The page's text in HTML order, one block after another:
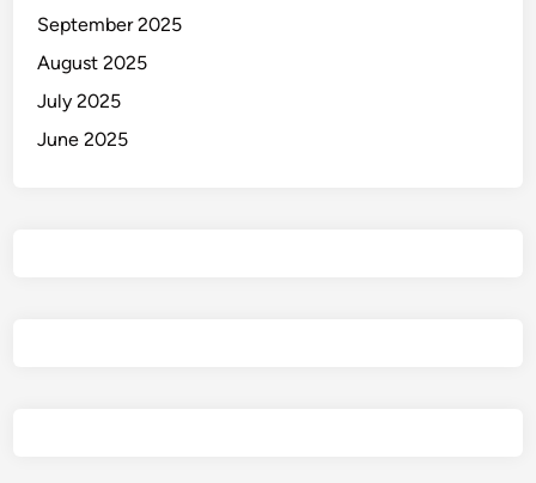
September 2025
August 2025
July 2025
June 2025